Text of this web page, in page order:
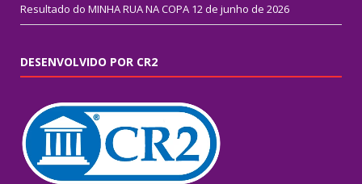
Resultado do MINHA RUA NA COPA 12 de junho de 2026
DESENVOLVIDO POR CR2